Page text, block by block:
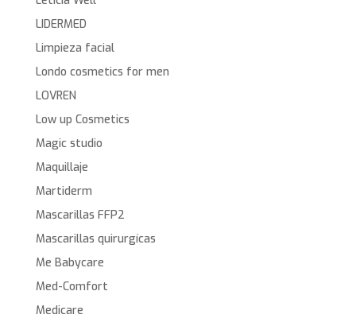
LIDERMED
Limpieza facial
Londo cosmetics for men
LOVREN
Low up Cosmetics
Magic studio
Maquillaje
Martiderm
Mascarillas FFP2
Mascarillas quirurgícas
Me Babycare
Med-Comfort
Medicare